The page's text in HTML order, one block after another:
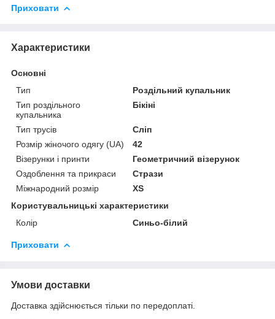
Приховати
Характеристики
Основні
Тип
Роздільний купальник
Тип роздільного
купальника
Бікіні
Тип трусів
Сліп
Розмір жіночого одягу (UA)
42
Візерунки і принти
Геометричний візерунок
Оздоблення та прикраси
Стрази
Міжнародний розмір
XS
Користувальницькі характеристики
Колір
Синьо-білий
Приховати
Умови доставки
Доставка здійснюється тільки по передоплаті.